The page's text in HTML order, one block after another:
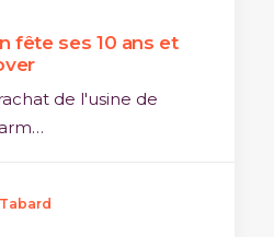
fête ses 10 ans et
de l'usine de